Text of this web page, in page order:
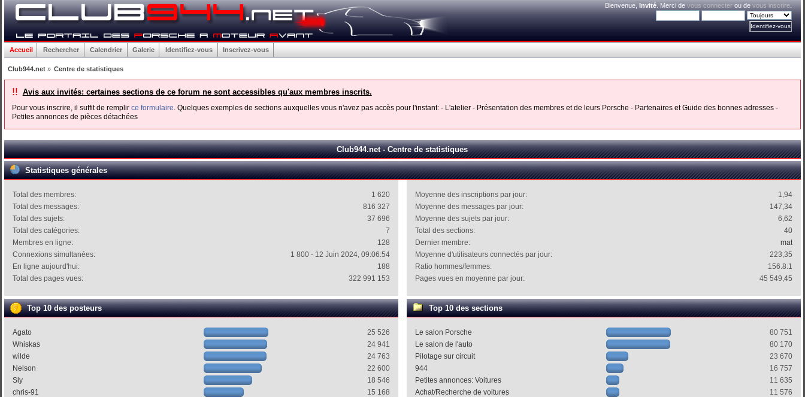
Bienvenue,Invité . Merci devous connecter ou devous inscrire
Accueil Rechercher Calendrier Galerie Identifiez-vous Inscrivez-vous
Club944.net» Centre de statistiques
!! Avis aux invités: certaines sections de ce forum ne sont accessibles qu'aux membres inscrits.
Pour vous inscrire, il suffit de remplir ce formulaire. Quelques exemples de sections auxquelles vous n'avez pas accès pour l'instant: - L'atelier - Présentation des membres et de leurs Porsche - Partenaires et Guide des bonnes adresses -
Petites annonces de pièces détachées
Club944.net - Centre de statistiques
Statistiques générales
Total des membres:
1 620
Total des messages:
816 327
Total des sujets:
37 696
Total des catégories:
7
Membres en ligne:
128
Connexions simultanées:
1 800 - 12 Juin 2024, 09:06:54
En ligne aujourd'hui:
188
Total des pages vues:
322 991 153
Moyenne des inscriptions par jour:
1,94
Moyenne des messages par jour:
147,34
Moyenne des sujets par jour:
6,62
Total des sections:
40
Dernier membre:
mat
Moyenne d'utilisateurs connectés par jour:
223,35
Ratio hommes/femmes:
156.8:1
Pages vues en moyenne par jour:
45 549,45
Top 10 des posteurs
Agato
25 526
Whiskas
24 941
wilde
24 763
Nelson
22 600
Sly
18 546
chris-91
15 168
Top 10 des sections
Le salon Porsche
80 751
Le salon de l'auto
80 170
Pilotage sur circuit
23 670
944
16 757
Petites annonces: Voitures
11 635
Achat/Recherche de voitures
11 576